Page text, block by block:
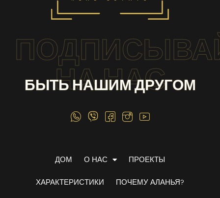
НА НАС
БЫТЬ НАШИМ ДРУГОМ
ДОМ О НАС ПРОЕКТЫ
ХАРАКТЕРИСТИКИ ПОЧЕМУ АЛАНЬЯ?